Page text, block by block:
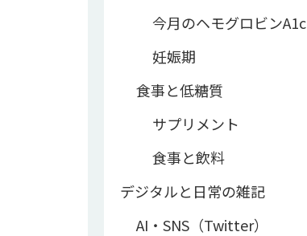
今月のヘモグロビンA1c
妊娠期
食事と低糖質
サプリメント
食事と飲料
デジタルと日常の雑記
AI・SNS（Twitter）